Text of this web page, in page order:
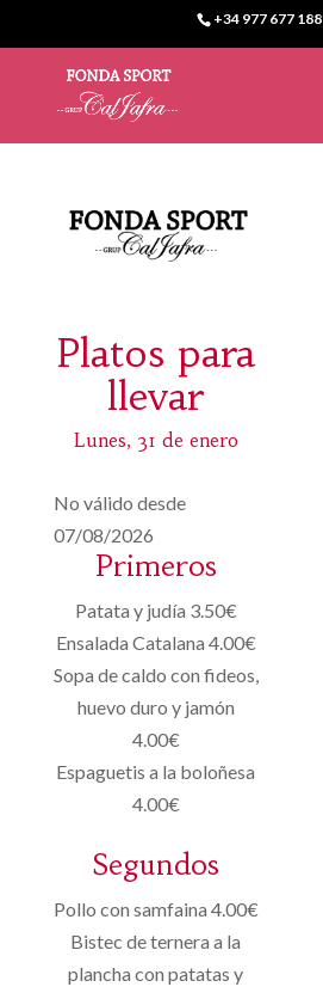
+34 977 677 188
Platos para
llevar
Lunes, 31 de enero
No válido desde
07/08/2026
Primeros
Patata y judía 3.50€
Ensalada Catalana 4.00€
Sopa de caldo con fideos,
huevo duro y jamón
4.00€
Espaguetis a la boloñesa
4.00€
Segundos
Pollo con samfaina 4.00€
Bistec de ternera a la
plancha con patatas y